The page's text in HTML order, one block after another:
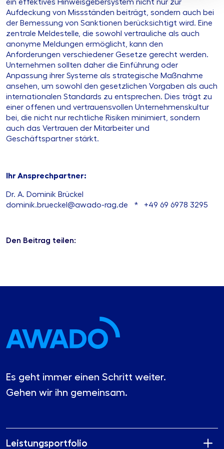
ein effektives Hinweisgebersystem nicht nur zur
Aufdeckung von Missständen beiträgt, sondern auch bei
der Bemessung von Sanktionen berücksichtigt wird. Eine
zentrale Meldestelle, die sowohl vertrauliche als auch
anonyme Meldungen ermöglicht, kann den
Anforderungen verschiedener Gesetze gerecht werden.
Unternehmen sollten daher die Einführung oder
Anpassung ihrer Systeme als strategische Maßnahme
ansehen, um sowohl den gesetzlichen Vorgaben als auch
internationalen Standards zu entsprechen. Dies trägt zu
einer offenen und vertrauensvollen Unternehmenskultur
bei, die nicht nur rechtliche Risiken minimiert, sondern
auch das Vertrauen der Mitarbeiter und
Geschäftspartner stärkt.
Ihr Ansprechpartner:
Dr. A. Dominik Brückel
dominik.brueckel@awado-rag.de * +49 69 6978 3295
Den Beitrag teilen:
Es geht immer einen Schritt weiter.
Gehen wir ihn gemeinsam.
Leistungsportfolio